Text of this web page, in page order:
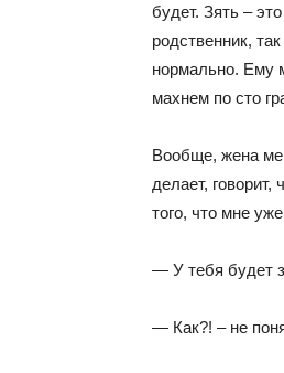
будет. Зять –
родственник,
нормально. Ему
махнем по сто
Вообще, жена
делает,
того, что мне
— У тебя будет
— Как?! – не